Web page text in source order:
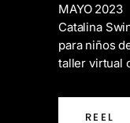
MAYO 2023
Catalina
para niños
taller virtual
REEL